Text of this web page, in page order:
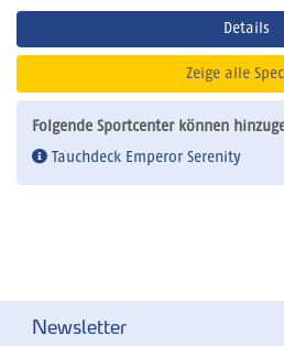
Details
Zeige alle
Folgende Sportcenter können
Tauchdeck Emperor Serenity
Newsletter